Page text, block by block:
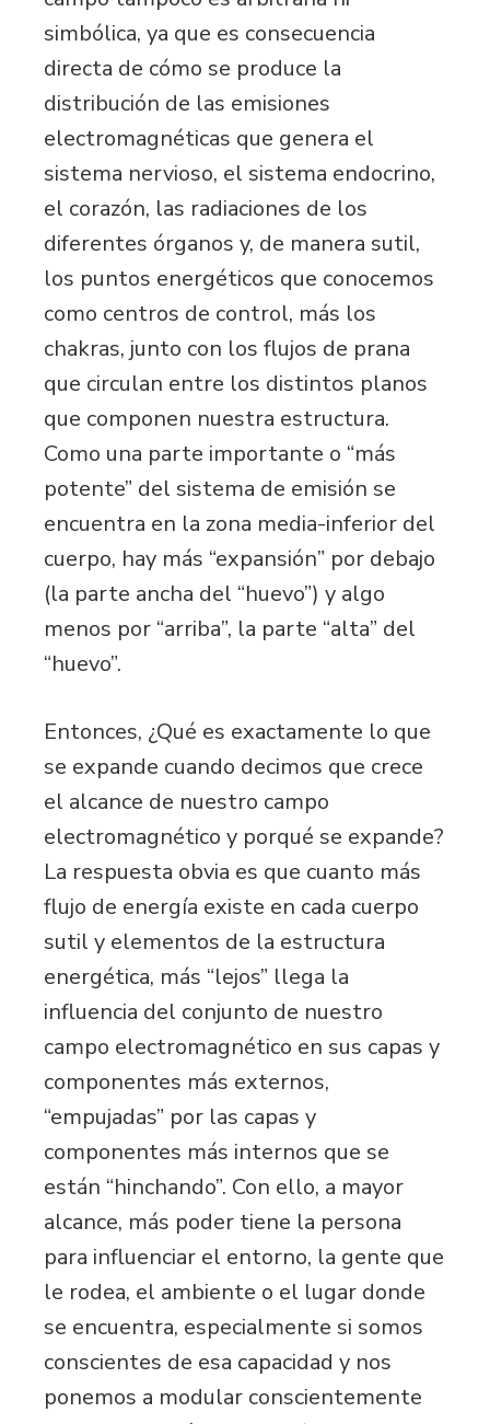
simbólica, ya que es consecuencia
directa de cómo se produce la
distribución de las emisiones
electromagnéticas que genera el
sistema nervioso, el sistema endocrino,
el corazón, las radiaciones de los
diferentes órganos y, de manera sutil,
los puntos energéticos que conocemos
como centros de control, más los
chakras, junto con los flujos de prana
que circulan entre los distintos planos
que componen nuestra estructura.
Como una parte importante o “más
potente” del sistema de emisión se
encuentra en la zona media-inferior del
cuerpo, hay más “expansión” por debajo
(la parte ancha del “huevo”) y algo
menos por “arriba”, la parte “alta” del
“huevo”.
Entonces, ¿Qué es exactamente lo que
se expande cuando decimos que crece
el alcance de nuestro campo
electromagnético y porqué se expande?
La respuesta obvia es que cuanto más
flujo de energía existe en cada cuerpo
sutil y elementos de la estructura
energética, más “lejos” llega la
influencia del conjunto de nuestro
campo electromagnético en sus capas y
componentes más externos,
“empujadas” por las capas y
componentes más internos que se
están “hinchando”. Con ello, a mayor
alcance, más poder tiene la persona
para influenciar el entorno, la gente que
le rodea, el ambiente o el lugar donde
se encuentra, especialmente si somos
conscientes de esa capacidad y nos
ponemos a modular conscientemente